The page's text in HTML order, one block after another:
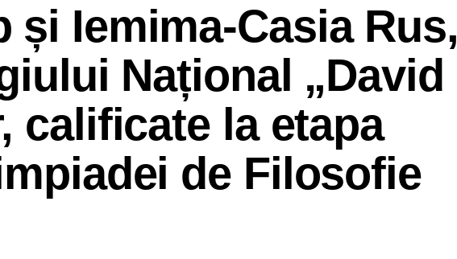
și Iemima-Casia Rus,
Național „David
calificate la etapa
de Filosofie